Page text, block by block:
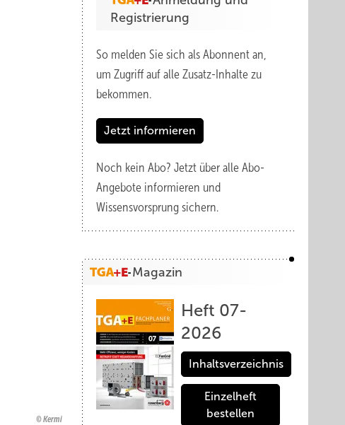
Kermi
Registrierung
So melden Sie sich als Abonnent an,
um Zugriff auf alle Zusatz-Inhalte zu
bekommen.
Jetzt informieren
Noch kein Abo? Jetzt über alle Abo-
Angebote informieren und
Wissensvorsprung sichern.
Magazin
Heft 07-
2026
Inhaltsverzeichnis
Einzelheft
bestellen